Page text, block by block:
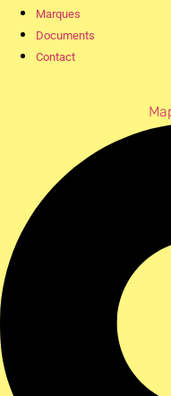
Marques
Documents
Contact